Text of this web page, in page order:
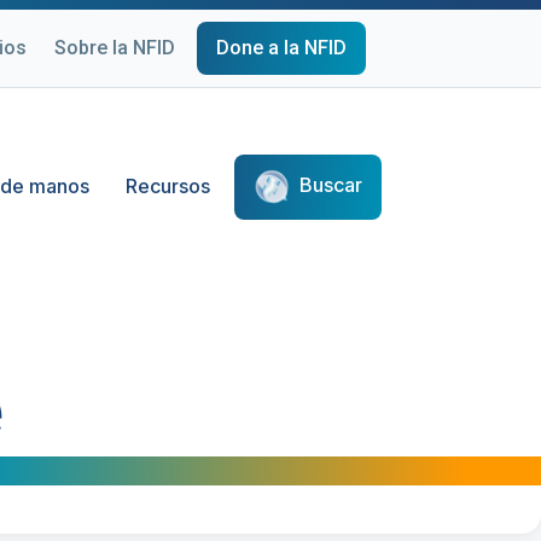
Sobre la NFID Done a la NFID
manos Recursos Buscar